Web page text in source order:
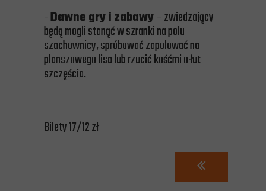
-Dawne gry i zabawy– zwiedzający
będą mogli stanąć w szranki na polu
szachownicy, spróbować zapolować na
planszowego lisa lub rzucić kośćmi o łut
szczęścia.
Bilety 17/12 zł